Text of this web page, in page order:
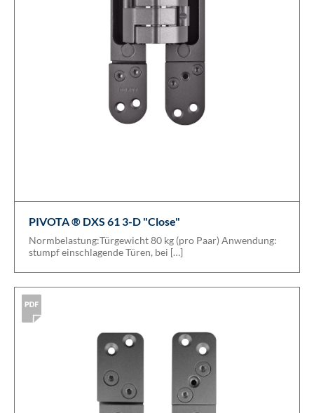
PIVOTA ® DXS 61 3-D "Close"
Normbelastung:Türgewicht 80 kg (pro Paar) Anwendung:
stumpf einschlagende Türen, bei […]